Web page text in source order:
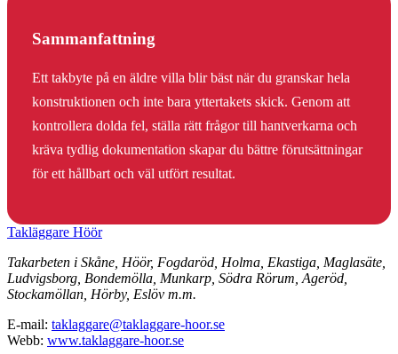
Sammanfattning
Ett takbyte på en äldre villa blir bäst när du granskar hela
konstruktionen och inte bara yttertakets skick. Genom att
kontrollera dolda fel, ställa rätt frågor till hantverkarna och
kräva tydlig dokumentation skapar du bättre förutsättningar
för ett hållbart och väl utfört resultat.
Takläggare Höör
Takarbeten i Skåne, Höör, Fogdaröd, Holma, Ekastiga, Maglasäte,
Ludvigsborg, Bondemölla, Munkarp, Södra Rörum, Ageröd,
Stockamöllan, Hörby, Eslöv m.m.
E-mail: taklaggare@taklaggare-hoor.se
Webb: www.taklaggare-hoor.se